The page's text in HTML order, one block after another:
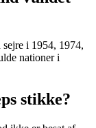
i 1954, 1974,
nationer i
stikke?